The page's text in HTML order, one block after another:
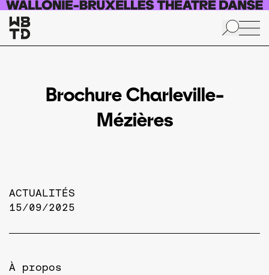
Aller au contenu principal
Brochure Charleville-
Mézières
ACTUALITÉS
15/09/2025
À propos